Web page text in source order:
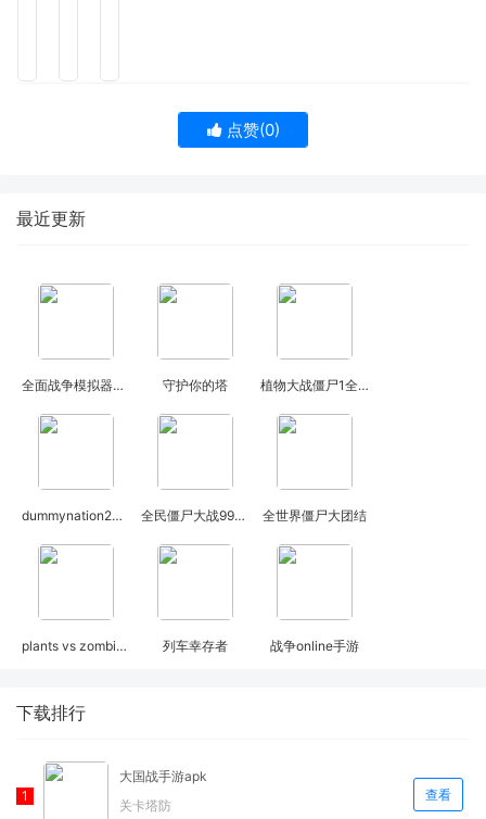
点赞(0)
最近更新
全面战争模拟器一拳超人 守护你的塔 植物大战僵尸1全植物解锁
dummynation2024 全民僵尸大战999999钻999999金币 全世界僵尸大团结
plants vs zombies 2 列车幸存者 战争online手游
下载排行
大国战手游apk
关卡塔防
查看